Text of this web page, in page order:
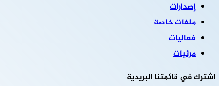
إصدارات
ملفات خاصة
فعاليات
مرئيات
اشترك في قائمتنا البريدية